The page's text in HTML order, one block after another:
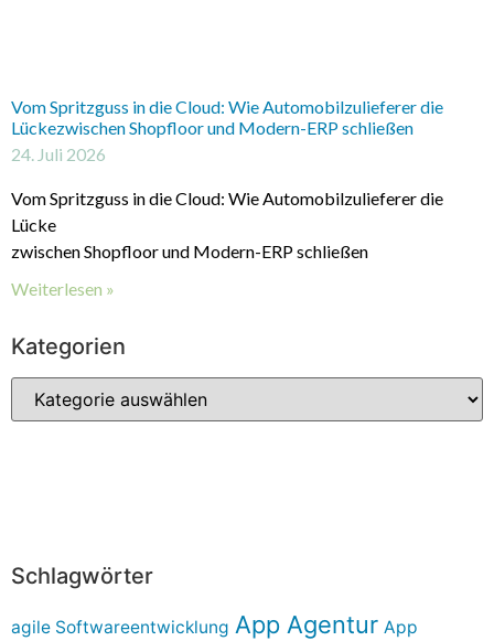
Vom Spritzguss in die Cloud: Wie Automobilzulieferer die
Lückezwischen Shopfloor und Modern-ERP schließen
24. Juli 2026
Vom Spritzguss in die Cloud: Wie Automobilzulieferer die
Lücke
zwischen Shopfloor und Modern-ERP schließen
Weiterlesen »
Kategorien
Schlagwörter
agile Softwareentwicklung App Agentur App